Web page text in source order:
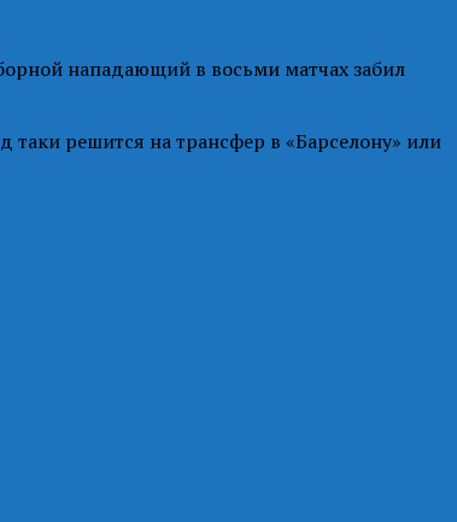
нападающий в восьми матчах забил
решится на трансфер в «Барселону» или